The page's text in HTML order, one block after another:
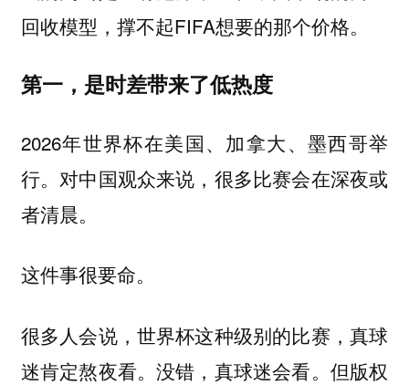
回收模型，撑不起FIFA想要的那个价格。
第一，是时差带来了低热度
2026年世界杯在美国、加拿大、墨西哥举
行。对中国观众来说，很多比赛会在深夜或
者清晨。
这件事很要命。
很多人会说，世界杯这种级别的比赛，真球
迷肯定熬夜看。没错，真球迷会看。但版权